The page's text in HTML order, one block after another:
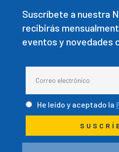
Suscríbete a nuestra
recibirás
eventos y novedades
He leído y aceptado la